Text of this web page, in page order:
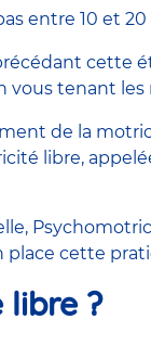
entre 10 et
cette
vous tenant les
de la
libre,
cette
libre ?